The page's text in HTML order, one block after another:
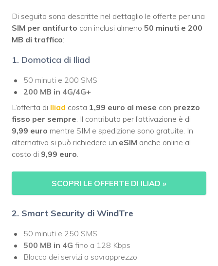
Di seguito sono descritte nel dettaglio le offerte per una
SIM per antifurto con inclusi almeno 50 minuti e 200
MB di traffico:
1. Domotica di Iliad
50 minuti e 200 SMS
200 MB in 4G/4G+
L’offerta di Iliad costa 1,99 euro al mese con prezzo
fisso per sempre. Il contributo per l’attivazione è di
9,99 euro mentre SIM e spedizione sono gratuite. In
alternativa si può richiedere un’eSIM anche online al
costo di 9,99 euro.
SCOPRI LE OFFERTE DI ILIAD »
2. Smart Security di WindTre
50 minuti e 250 SMS
500 MB in 4G fino a 128 Kbps
Blocco dei servizi a sovrapprezzo